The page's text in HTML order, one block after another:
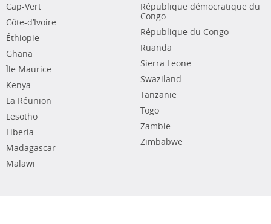
Cap-Vert
Côte-d’Ivoire
Éthiopie
Ghana
Île Maurice
Kenya
La Réunion
Lesotho
Liberia
Madagascar
Malawi
République démocratique du
Congo
République du Congo
Ruanda
Sierra Leone
Swaziland
Tanzanie
Togo
Zambie
Zimbabwe